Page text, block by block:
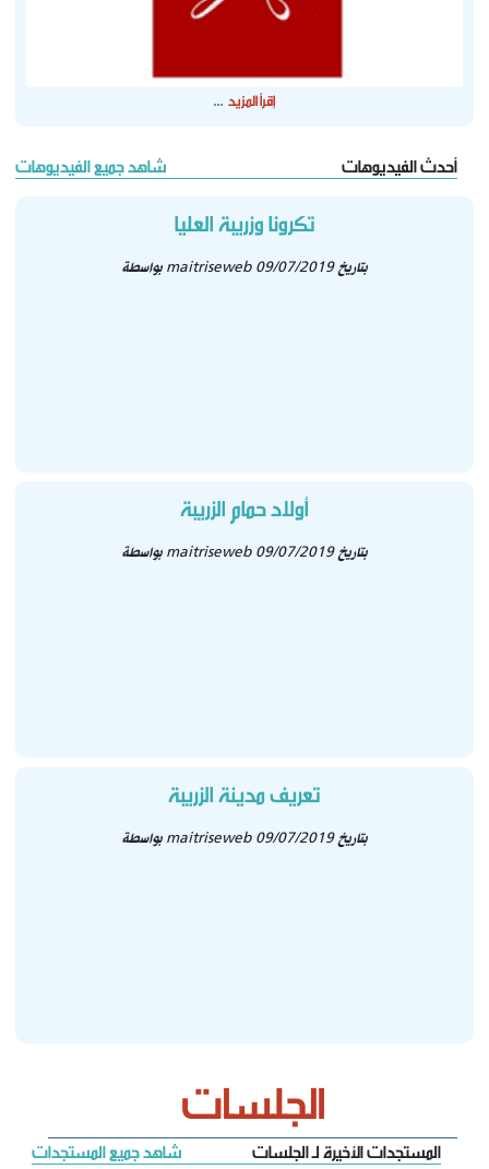
... إقرأ المزيد
أحدث الفيديوهات شاهد جميع الفيديوهات
تكرونا وزريبة العليا
بواسطةmaitriseweb بتاريخ 09/07/2019
أولاد حمام الزريبة
بواسطةmaitriseweb بتاريخ 09/07/2019
تعريف مدينة الزريبة
بواسطةmaitriseweb بتاريخ 09/07/2019
الجلسات
المستجدات الأخيرة لـ الجلسات شاهد جميع المستجدات